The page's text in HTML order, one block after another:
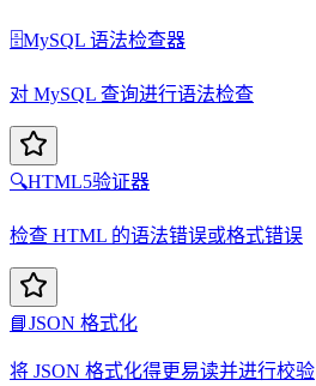
🗄️MySQL 语法检查器
对 MySQL 查询进行语法检查
🔍HTML5验证器
检查 HTML 的语法错误或格式错误
📘JSON 格式化
将 JSON 格式化得更易读并进行校验